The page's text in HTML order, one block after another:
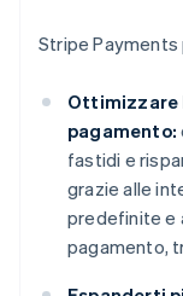
Stripe Payments
Ottimizzare
pagamento:
fastidi e
grazie alle
predefinite e
pagamento,